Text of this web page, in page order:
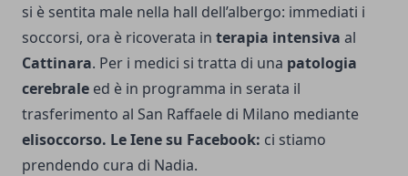
si è sentita male nella hall dell’albergo: immediati i
soccorsi, ora è ricoverata in terapia intensiva al
Cattinara. Per i medici si tratta di una patologia
cerebrale ed è in programma in serata il
trasferimento al San Raffaele di Milano mediante
elisoccorso. Le Iene su Facebook: ci stiamo
prendendo cura di Nadia.